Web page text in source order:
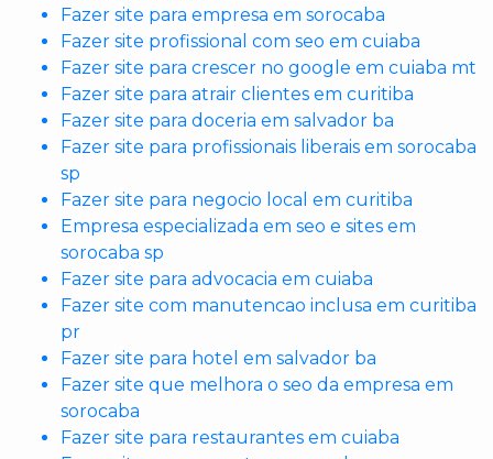
Fazer site para empresa em sorocaba
Fazer site profissional com seo em cuiaba
Fazer site para crescer no google em cuiaba mt
Fazer site para atrair clientes em curitiba
Fazer site para doceria em salvador ba
Fazer site para profissionais liberais em sorocaba
sp
Fazer site para negocio local em curitiba
Empresa especializada em seo e sites em
sorocaba sp
Fazer site para advocacia em cuiaba
Fazer site com manutencao inclusa em curitiba
pr
Fazer site para hotel em salvador ba
Fazer site que melhora o seo da empresa em
sorocaba
Fazer site para restaurantes em cuiaba